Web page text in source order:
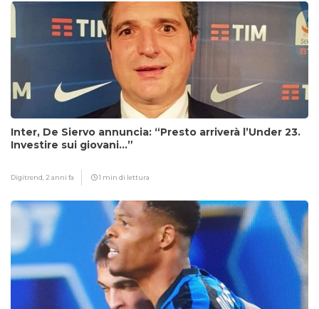
Inter, De Siervo annuncia: “Presto arriverà l’Under 23.
Investire sui giovani…”
Digitrend, 2 anni fa 1 min di lettura